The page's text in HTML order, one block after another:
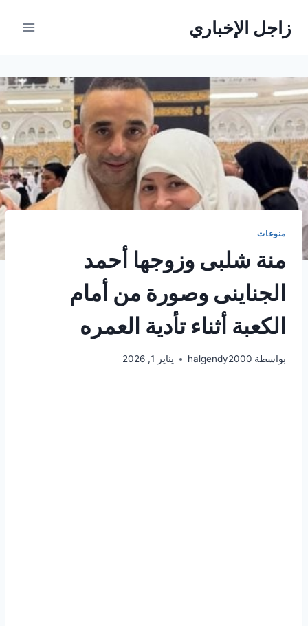
زاجل الإخباري
منوعات
منة شلبى وزوجها أحمد
الجناينى وصورة من أمام
الكعبة أثناء تأدية العمره
بواسطة halgendy2000 يناير 1, 2026